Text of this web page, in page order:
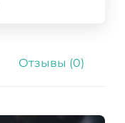
Отзывы (0)